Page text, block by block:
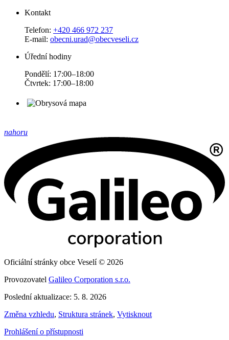
Kontakt
Telefon: +420 466 972 237
E-mail: obecni.urad@obecveseli.cz
Úřední hodiny
Pondělí: 17:00–18:00
Čtvrtek: 17:00–18:00
nahoru
Oficiální stránky obce Veselí © 2026
Provozovatel Galileo Corporation s.r.o.
Poslední aktualizace: 5. 8. 2026
Změna vzhledu, Struktura stránek, Vytisknout
Prohlášení o přístupnosti